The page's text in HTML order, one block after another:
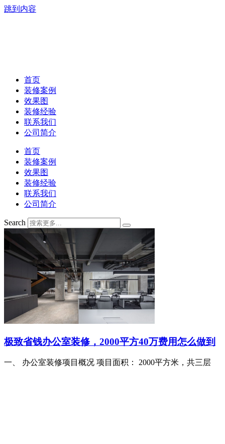
跳到内容
首页
装修案例
效果图
装修经验
联系我们
公司简介
首页
装修案例
效果图
装修经验
联系我们
公司简介
Search
极致省钱办公室装修，2000平方40万费用怎么做到
一、 办公室装修项目概况 项目面积： 2000平方米，共三层